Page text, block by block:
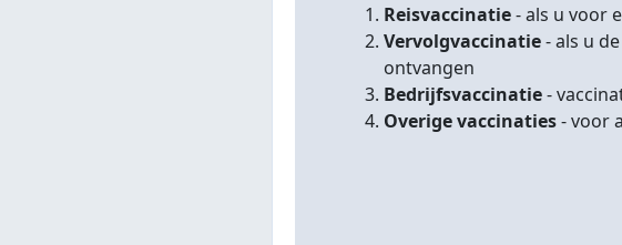
Reisvaccinatie- als u voor
Vervolgvaccinatie- als u
ontvangen
Bedrijfsvaccinatie-
Overige vaccinaties- voor